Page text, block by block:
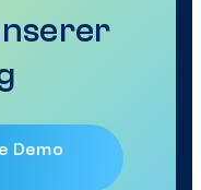
Demo